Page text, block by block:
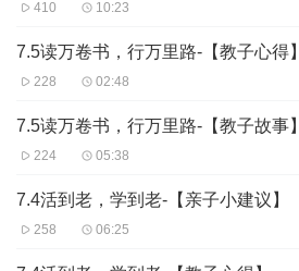
410 10:23
7.5读万卷书，行万里路-【教子心得】
228 02:48
7.5读万卷书，行万里路-【教子故事】
224 05:38
7.4活到老，学到老-【亲子小建议】
258 06:25